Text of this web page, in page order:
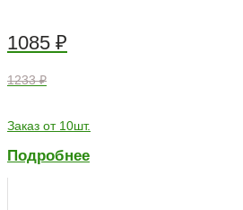
1085 ₽
1233 ₽
Заказ от 10шт.
Подробнее